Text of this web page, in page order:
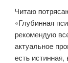
Читаю
«Глубинная
рекомендую
актуальное
есть истинная,